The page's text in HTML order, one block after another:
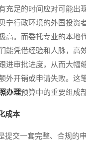
充足的时间应对可能出
宁行政环境的外国投资
高。而委托专业的本地
能凭借经验和人脉，高
进审批进度，从而大幅
外开销或申请失败。这
办理预算中的重要组成
成本
交一套完整、合规的